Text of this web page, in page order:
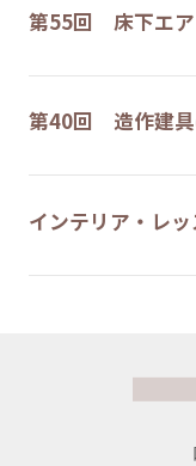
第55回 床下エア
第40回 造作建
インテリア・レ